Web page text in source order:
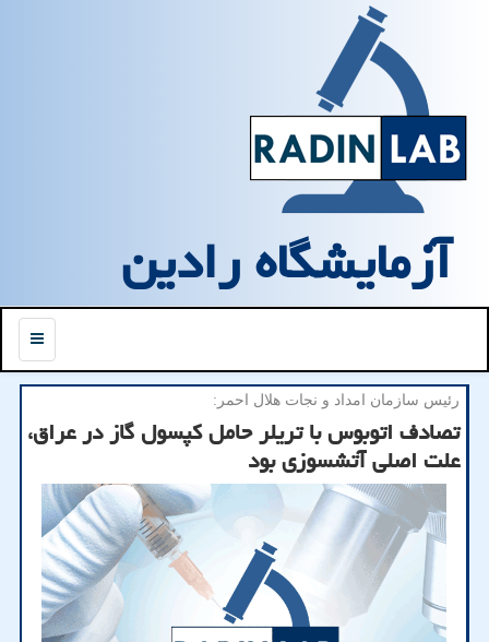
آزمایشگاه رادین
منو
رئیس سازمان امداد و نجات هلال احمر:
تصادف اتوبوس با تریلر حامل کپسول گاز در عراق،
علت اصلی آتشسوزی بود